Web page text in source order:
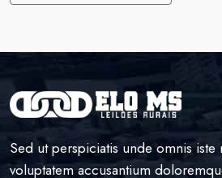
Sed ut perspiciatis unde omnis iste
voluptatem accusantium